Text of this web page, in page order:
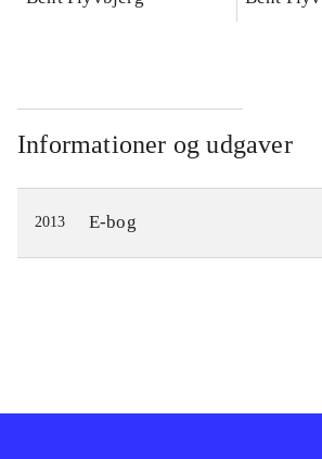
Informationer og udgaver
2013 E-bog